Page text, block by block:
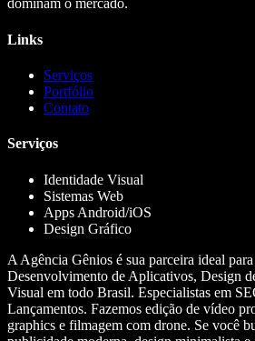
dominam o mercado.
Links
Serviços
Portfólio
Contato
Serviços
Identidade Visual
Sistemas Web
Apps Android/iOS
Design Gráfico
A Agência Gênios é sua parceira ideal
Desenvolvimento de Aplicativos, Design
Visual em todo Brasil. Especialistas em
Lançamentos. Fazemos edição de vídeo
graphics e filmagem com drone. Se você